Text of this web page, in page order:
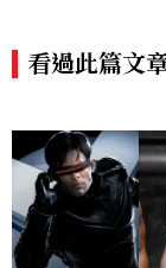
看過此篇文